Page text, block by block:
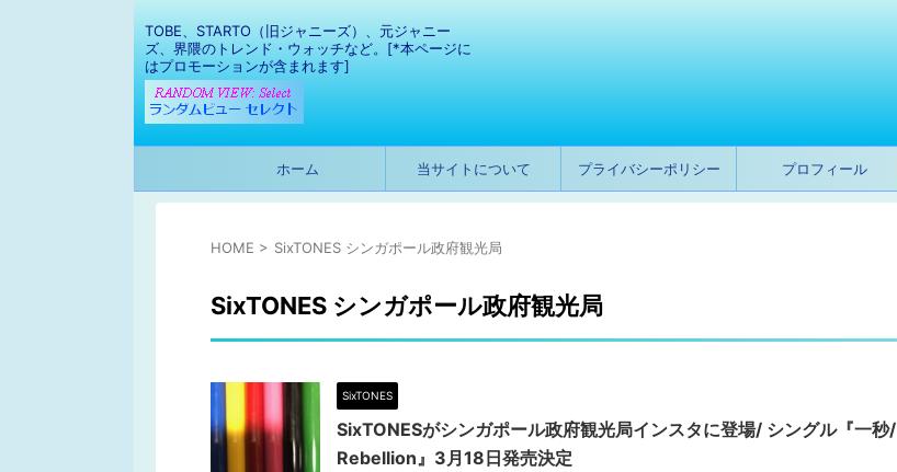
TOBE、STARTO（旧ジャニーズ）、元ジャニー
ズ、界隈のトレンド・ウォッチなど。[*本ページに
はプロモーションが含まれます]
ホーム 当サイトについて プライバシーポリシー プロフィール
HOME > SixTONES シンガポール政府観光局
SixTONES シンガポール政府観光局
SixTONES
SixTONESがシンガポール政府観光局インスタに登場/ シングル『一秒/
Rebellion』3月18日発売決定